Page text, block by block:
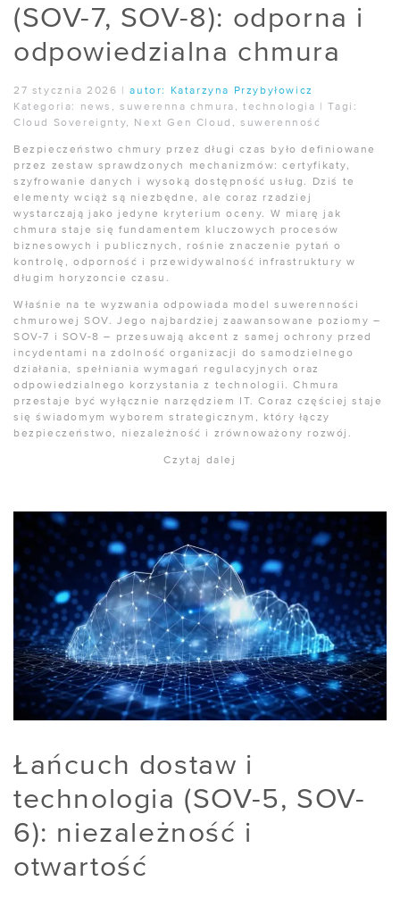
(SOV-7, SOV-8): odporna i
odpowiedzialna chmura
27 stycznia 2026 |autor:
Katarzyna Przybyłowicz
Kategoria:
news ,suwerenna chmura ,technologia |Tagi:
Cloud Sovereignty, Next Gen Cloud ,suwerenność
Bezpieczeństwo chmury przez długi czas było definiowane
przez zestaw sprawdzonych mechanizmów: certyfikaty,
szyfrowanie danych i wysoką dostępność usług. Dziś te
elementy wciąż są niezbędne, ale coraz rzadziej
wystarczają jako jedyne kryterium oceny. W miarę jak
chmura staje się fundamentem kluczowych procesów
biznesowych i publicznych, rośnie znaczenie pytań o
kontrolę, odporność i przewidywalność infrastruktury w
długim horyzoncie czasu.
Właśnie na te wyzwania odpowiada model suwerenności
chmurowej SOV. Jego najbardziej zaawansowane poziomy –
SOV-7 i SOV-8 – przesuwają akcent z samej ochrony przed
incydentami na zdolność organizacji do samodzielnego
działania, spełniania wymagań regulacyjnych oraz
odpowiedzialnego korzystania z technologii. Chmura
przestaje być wyłącznie narzędziem IT. Coraz częściej staje
się świadomym wyborem strategicznym, który łączy
bezpieczeństwo, niezależność i zrównoważony rozwój.
Czytaj dalej
Łańcuch dostaw i
technologia (SOV-5, SOV-
6): niezależność i
otwartość